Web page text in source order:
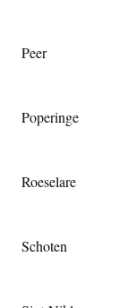
Peer
Poperinge
Roeselare
Schoten